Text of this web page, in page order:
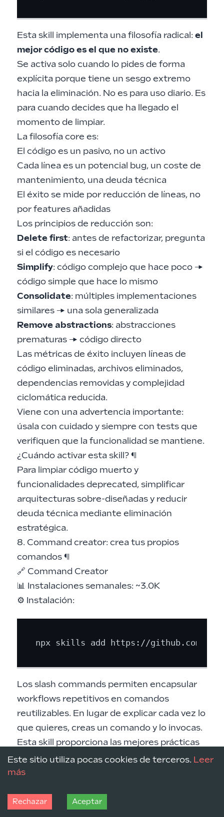
Este sitio utiliza pocas cookies de terceros. Leer
más
Rechazar Aceptar
Esta skill implementa una filosofía radical: el
mejor código es el que no existe.
Se activa solo cuando lo pides de forma
explícita porque tiene un sesgo extremo
hacia la eliminación. No es para uso diario. Es
para cuando decides que ha llegado el
momento de limpiar.
La filosofía core es:
El código es un pasivo, no un activo
Cada línea es un potencial bug, un coste de
mantenimiento, una deuda técnica
El éxito se mide por reducción de líneas, no
por features añadidas
Los principios de reducción son:
Delete first: antes de refactorizar, pregunta
si el código es necesario
Simplify: código complejo que hace poco →
código simple que hace lo mismo
Consolidate: múltiples implementaciones
similares → una sola generalizada
Remove abstractions: abstracciones
prematuras → código directo
Las métricas de éxito incluyen líneas de
código eliminadas, archivos eliminados,
dependencias removidas y complejidad
ciclomática reducida.
Viene con una advertencia importante:
úsala con cuidado y siempre con tests que
verifiquen que la funcionalidad se mantiene.
¿Cuándo activar esta skill? ¶
Para limpiar código muerto y
funcionalidades deprecated, simplificar
arquitecturas sobre-diseñadas y reducir
deuda técnica mediante eliminación
estratégica.
8. Command creator: crea tus propios
comandos ¶
🔗 Command Creator
📊 Instalaciones semanales: ~3.0K
⚙️ Instalación:
Los slash commands permiten encapsular
workflows repetitivos en comandos
reutilizables. En lugar de explicar cada vez lo
que quieres, creas un comando y lo invocas.
Esta skill proporciona las mejores prácticas
para crearlos de manera correcta.
La estructura de un comando es: